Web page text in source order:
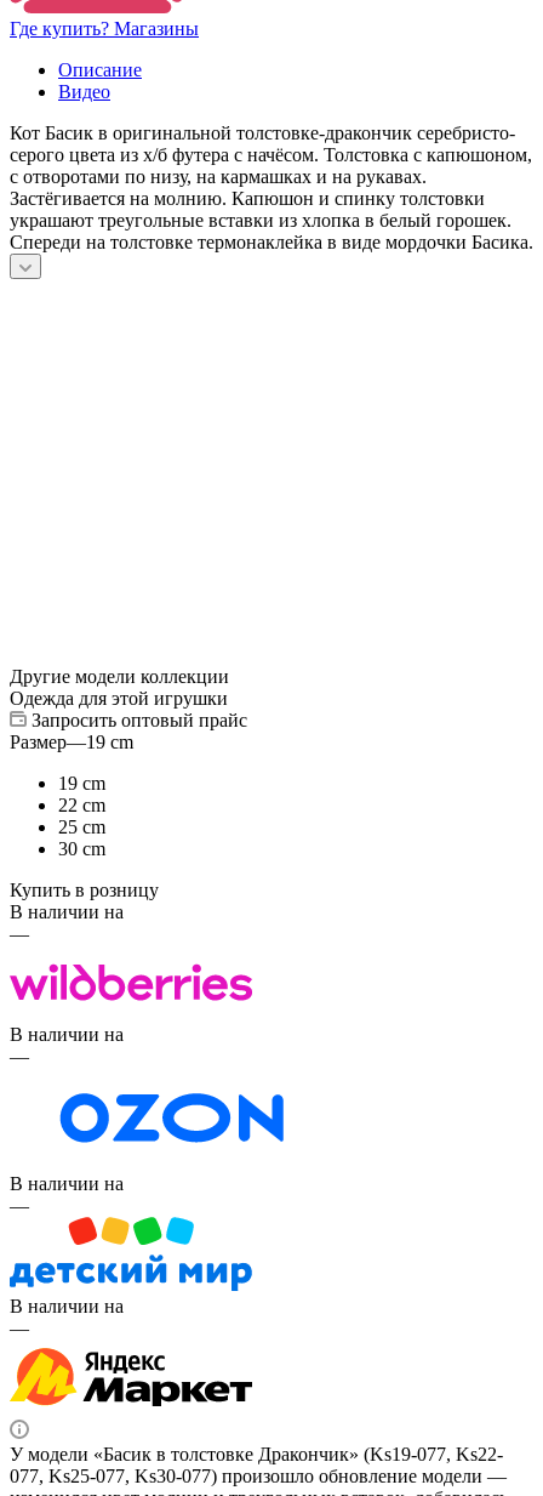
Где купить? Магазины
Описание
Видео
Кот Басик в оригинальной толстовке-дракончик серебристо-
серого цвета из х/б футера с начёсом. Толстовка с капюшоном,
с отворотами по низу, на кармашках и на рукавах.
Застёгивается на молнию. Капюшон и спинку толстовки
украшают треугольные вставки из хлопка в белый горошек.
Спереди на толстовке термонаклейка в виде мордочки Басика.
Другие модели коллекции
Одежда для этой игрушки
Запросить оптовый прайс
Размер—19 cm
19 cm
22 cm
25 cm
30 cm
Купить в розницу
В наличии на
—
В наличии на
—
В наличии на
—
В наличии на
—
У модели «Басик в толстовке Дракончик» (Ks19-077, Ks22-
077, Ks25-077, Ks30-077) произошло обновление модели —